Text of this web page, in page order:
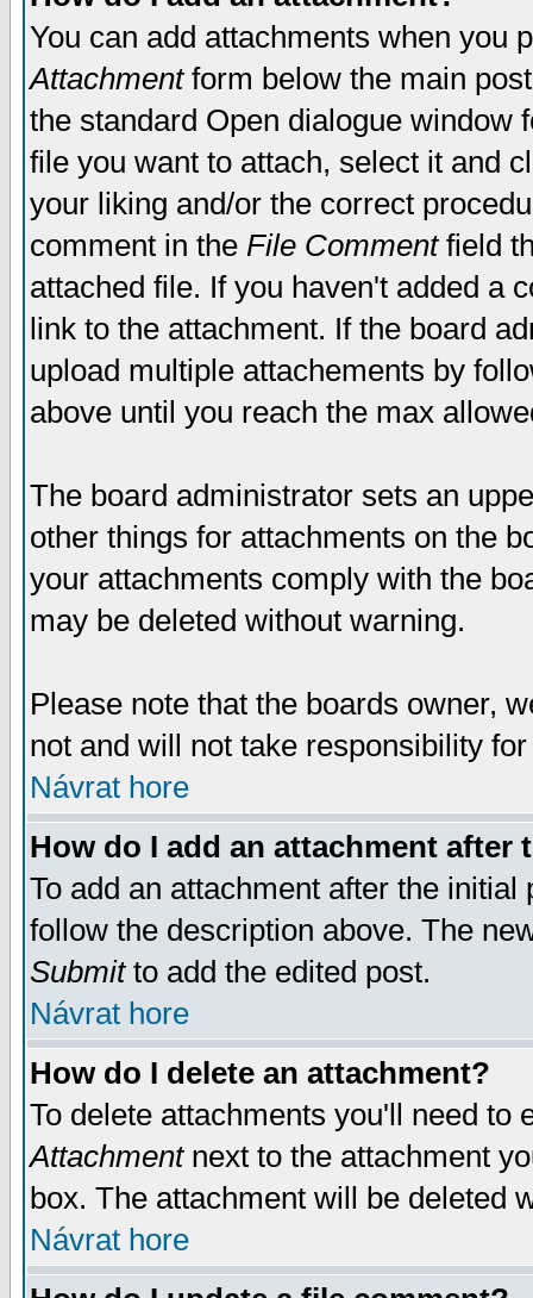
You can add attachments when you
Attachmentform below the main
the standard Open dialogue window
file you want to attach, select it and
your liking and/or the correct
comment in the File Commentfield
attached file. If you haven't added a
link to the attachment. If the board
upload multiple attachements by
above until you reach the max
The board administrator sets an
other things for attachments on the
your attachments comply with the
may be deleted without warning.
Please note that the boards owner,
not and will not take responsibility
Návrat hore
How do I add an attachment after
To add an attachment after the
follow the description above. The
Submitto add the edited post.
Návrat hore
How do I delete an attachment?
To delete attachments you'll need
Attachmentnext to the attachment
box. The attachment will be deleted
Návrat hore